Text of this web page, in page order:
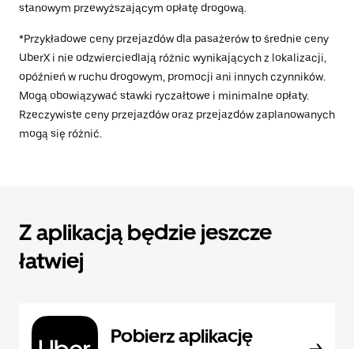
stanowym przewyższającym opłatę drogową.
*Przykładowe ceny przejazdów dla pasażerów to średnie ceny
UberX i nie odzwierciedlają różnic wynikających z lokalizacji,
opóźnień w ruchu drogowym, promocji ani innych czynników.
Mogą obowiązywać stawki ryczałtowe i minimalne opłaty.
Rzeczywiste ceny przejazdów oraz przejazdów zaplanowanych
mogą się różnić.
Z aplikacją będzie jeszcze
łatwiej
Pobierz aplikację